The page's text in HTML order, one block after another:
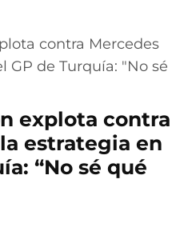
explota contra
estrategia en
“No sé qué